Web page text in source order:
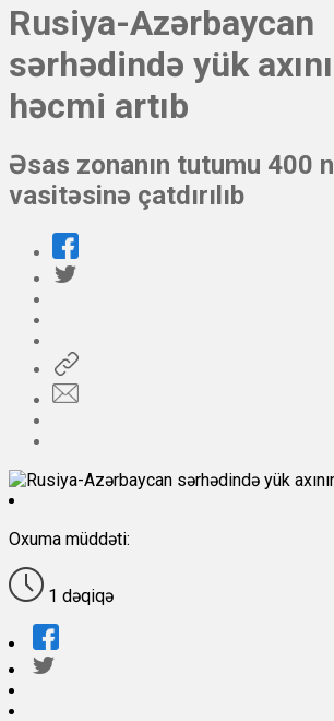
Rusiya-Azərbaycan
sərhədində yük
həcmi artıb
Əsas zonanın tutumu 400
vasitəsinə çatdırılıb
Oxuma müddəti:
1 dəqiqə